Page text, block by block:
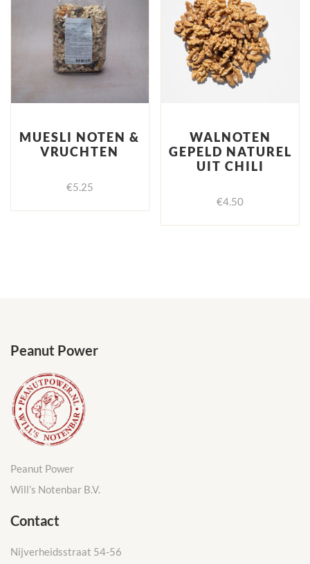
MUESLI NOTEN &
VRUCHTEN
€5.25
WALNOTEN
GEPELD NATUREL
UIT CHILI
€4.50
Peanut Power
Peanut Power
Will’s Notenbar B.V.
Contact
Nijverheidsstraat 54-56